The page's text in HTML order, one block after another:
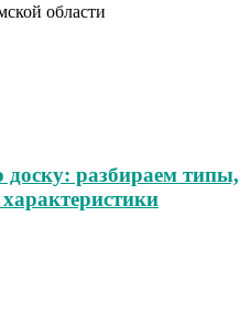
области
разбираем типы,